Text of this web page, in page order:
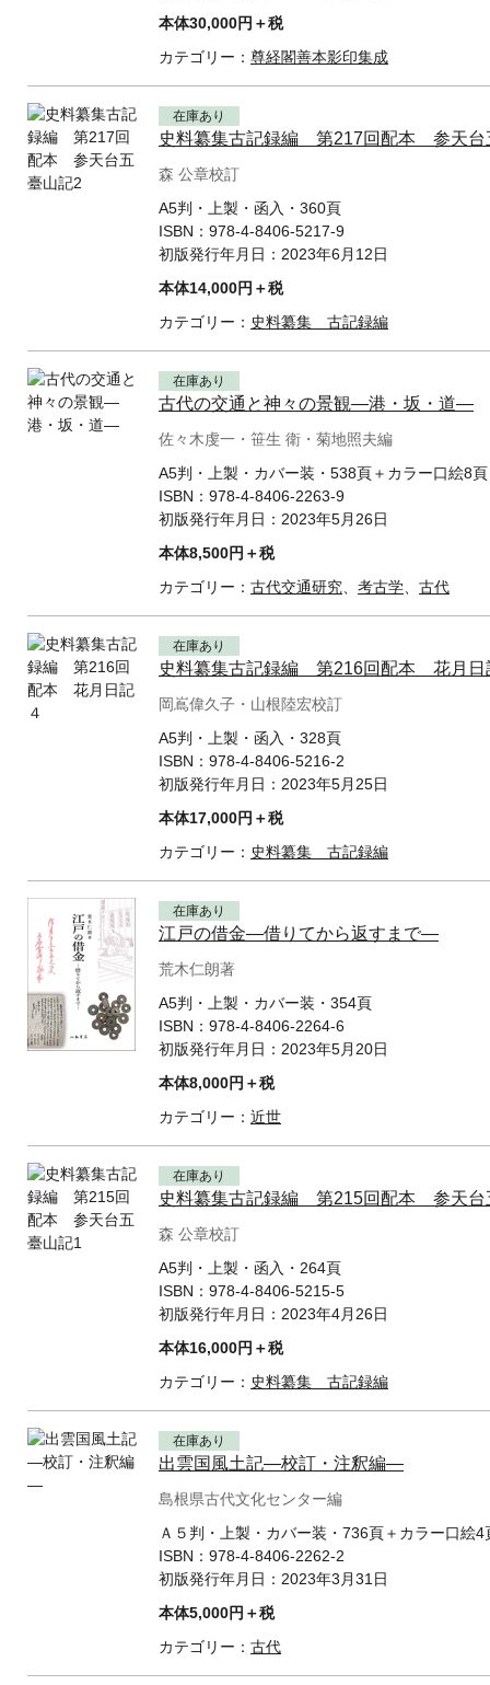
本体30,000円＋税
カテゴリー： 尊経閣善本影印集成
在庫あり
史料纂集古記録編 第217回配本 参天台
森 公章校訂
A5判・上製・函入・360頁
ISBN： 978-4-8406-5217-9
初版発行年月日： 2023年6月12日
本体14,000円＋税
カテゴリー： 史料纂集 古記録編
在庫あり
古代の交通と神々の景観—港・坂・道—
佐々木虔一・笹生 衛・菊地照夫編
A5判・上製・カバー装・538頁＋カラー口絵8頁
ISBN： 978-4-8406-2263-9
初版発行年月日： 2023年5月26日
本体8,500円＋税
カテゴリー： 古代交通研究、 考古学、 古代
在庫あり
史料纂集古記録編 第216回配本 花月日
岡嶌偉久子・山根陸宏校訂
A5判・上製・函入・328頁
ISBN： 978-4-8406-5216-2
初版発行年月日： 2023年5月25日
本体17,000円＋税
カテゴリー： 史料纂集 古記録編
在庫あり
江戸の借金—借りてから返すまで—
荒木仁朗著
A5判・上製・カバー装・354頁
ISBN： 978-4-8406-2264-6
初版発行年月日： 2023年5月20日
本体8,000円＋税
カテゴリー： 近世
在庫あり
史料纂集古記録編 第215回配本 参天台
森 公章校訂
A5判・上製・函入・264頁
ISBN： 978-4-8406-5215-5
初版発行年月日： 2023年4月26日
本体16,000円＋税
カテゴリー： 史料纂集 古記録編
在庫あり
出雲国風土記—校訂・注釈編—
島根県古代文化センター編
Ａ５判・上製・カバー装・736頁＋カラー口絵4
ISBN： 978-4-8406-2262-2
初版発行年月日： 2023年3月31日
本体5,000円＋税
カテゴリー： 古代